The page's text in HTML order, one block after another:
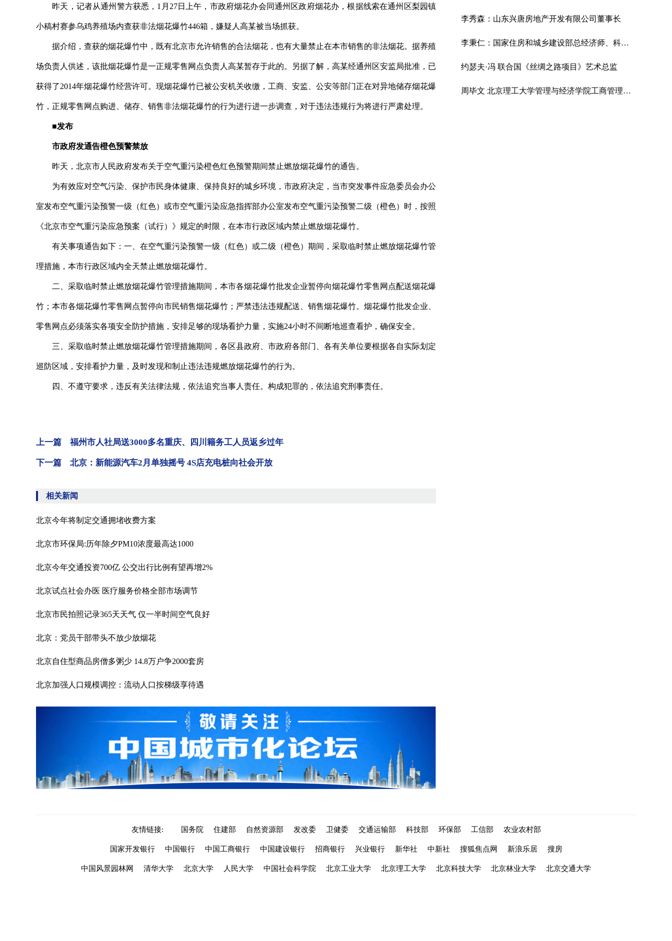
昨天，记者从通州警方获悉，1月27日上午，市政府烟花办会同通州区政府烟花办，根据线索在通州区梨园镇
小稿村赛参乌鸡养殖场内查获非法烟花爆竹446箱，嫌疑人高某被当场抓获。
据介绍，查获的烟花爆竹中，既有北京市允许销售的合法烟花，也有大量禁止在本市销售的非法烟花。据养殖
场负责人供述，该批烟花爆竹是一正规零售网点负责人高某暂存于此的。另据了解，高某经通州区安监局批准，已
获得了2014年烟花爆竹经营许可。现烟花爆竹已被公安机关收缴，工商、安监、公安等部门正在对异地储存烟花爆
竹，正规零售网点购进、储存、销售非法烟花爆竹的行为进行进一步调查，对于违法违规行为将进行严肃处理。
■发布
市政府发通告橙色预警禁放
昨天，北京市人民政府发布关于空气重污染橙色红色预警期间禁止燃放烟花爆竹的通告。
为有效应对空气污染、保护市民身体健康、保持良好的城乡环境，市政府决定，当市突发事件应急委员会办公
室发布空气重污染预警一级（红色）或市空气重污染应急指挥部办公室发布空气重污染预警二级（橙色）时，按照
《北京市空气重污染应急预案（试行）》规定的时限，在本市行政区域内禁止燃放烟花爆竹。
有关事项通告如下：一、在空气重污染预警一级（红色）或二级（橙色）期间，采取临时禁止燃放烟花爆竹管
理措施，本市行政区域内全天禁止燃放烟花爆竹。
二、采取临时禁止燃放烟花爆竹管理措施期间，本市各烟花爆竹批发企业暂停向烟花爆竹零售网点配送烟花爆
竹；本市各烟花爆竹零售网点暂停向市民销售烟花爆竹；严禁违法违规配送、销售烟花爆竹。烟花爆竹批发企业、
零售网点必须落实各项安全防护措施，安排足够的现场看护力量，实施24小时不间断地巡查看护，确保安全。
三、采取临时禁止燃放烟花爆竹管理措施期间，各区县政府、市政府各部门、各有关单位要根据各自实际划定
巡防区域，安排看护力量，及时发现和制止违法违规燃放烟花爆竹的行为。
四、不遵守要求，违反有关法律法规，依法追究当事人责任。构成犯罪的，依法追究刑事责任。
上一篇 福州市人社局送3000多名重庆、四川籍务工人员返乡过年
下一篇 北京：新能源汽车2月单独摇号 4S店充电桩向社会开放
相关新闻
北京今年将制定交通拥堵收费方案
北京市环保局:历年除夕PM10浓度最高达1000
北京今年交通投资700亿 公交出行比例有望再增2%
北京试点社会办医 医疗服务价格全部市场调节
北京市民拍照记录365天天气 仅一半时间空气良好
北京：党员干部带头不放少放烟花
北京自住型商品房僧多粥少 14.8万户争2000套房
北京加强人口规模调控：流动人口按梯级享待遇
李秀森：山东兴唐房地产开发有限公司董事长
李秉仁：国家住房和城乡建设部总经济师、科学技术委员会常务副主任
约瑟夫·冯 联合国《丝绸之路项目》艺术总监
周毕文 北京理工大学管理与经济学院工商管理系副主任、教授
友情链接: 国务院 住建部 自然资源部 发改委 卫健委 交通运输部 科技部 环保部 工信部 农业农村部
国家开发银行 中国银行 中国工商银行 中国建设银行 招商银行 兴业银行 新华社 中新社 搜狐焦点网 新浪乐居 搜房
中国风景园林网 清华大学 北京大学 人民大学 中国社会科学院 北京工业大学 北京理工大学 北京科技大学 北京林业大学 北京交通大学